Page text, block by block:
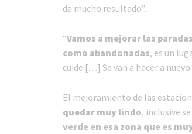
da mucho resultado”.
“Vamos a mejorar las
como abandonadas, es un
cuide […] Se van a hacer a
El mejoramiento de las
quedar muy lindo, inclusive
verde en esa zona que es